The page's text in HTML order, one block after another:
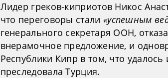
Лидер греков-киприотов Никос
что переговоры стали «успешным
генерального секретаря ООН,
внерамочное предложение, и
Республики Кипр в том, что удалось
преследовала Турция.